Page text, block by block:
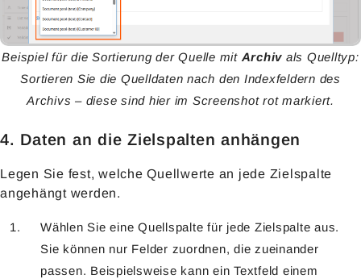
Beispiel für die Sortierung der Quelle mit Archiv als Quelltyp:
Sortieren Sie die Quelldaten nach den Indexfeldern des
Archivs – diese sind hier im Screenshot rot markiert.
4. Daten an die Zielspalten anhängen
Legen Sie fest, welche Quellwerte an jede Zielspalte
angehängt werden.
Wählen Sie eine Quellspalte für jede Zielspalte aus.
Sie können nur Felder zuordnen, die zueinander
passen. Beispielsweise kann ein Textfeld einem